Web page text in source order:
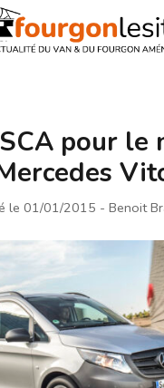
pour le
le 01/01/2015 - Benoit